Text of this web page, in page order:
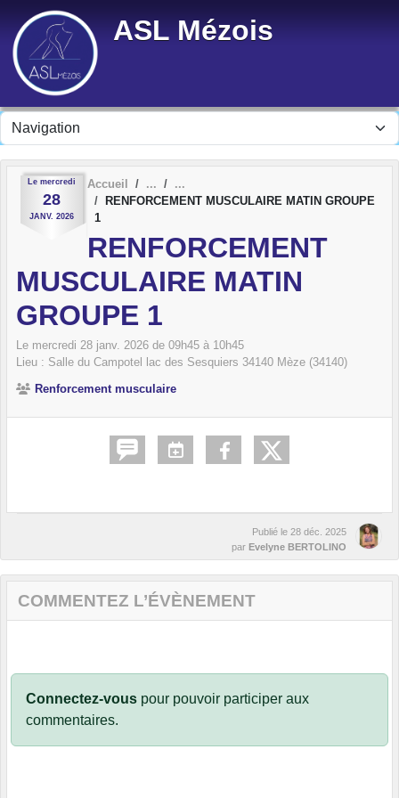
ASL Mézois
Le mercredi
28
JANV. 2026
Accueil
RENFORCEMENT MUSCULAIRE MATIN GROUPE
1
RENFORCEMENT
MUSCULAIRE MATIN
GROUPE 1
Le mercredi 28 janv. 2026 de 09h45 à 10h45
Lieu : Salle du Campotel lac des Sesquiers 34140 Mèze (34140)
Renforcement musculaire
Publié le 28 déc. 2025
par Evelyne BERTOLINO
COMMENTEZ L’ÉVÈNEMENT
Connectez-vous pour pouvoir participer aux
commentaires.
Panneau de gestion des cookies